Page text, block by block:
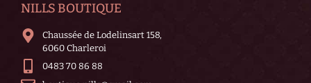
NILLS BOUTIQUE
Chaussée de Lodelinsart 158,
6060 Charleroi
0483 70 86 88